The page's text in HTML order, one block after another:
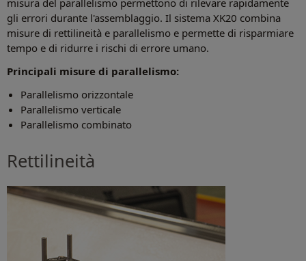
misura del parallelismo permettono di rilevare rapidamente
gli errori durante l'assemblaggio. Il sistema XK20 combina
misure di rettilineità e parallelismo e permette di risparmiare
tempo e di ridurre i rischi di errore umano.
Principali misure di parallelismo:
Parallelismo orizzontale
Parallelismo verticale
Parallelismo combinato
Rettilineità